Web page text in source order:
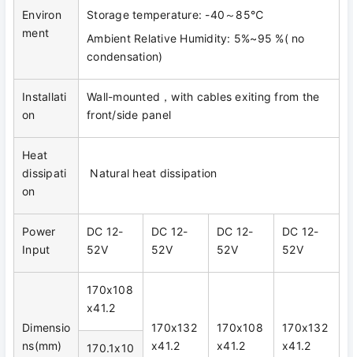
Environ
ment
Storage temperature: -40～85℃
Ambient Relative Humidity: 5%~95 %( no
condensation)
Installati
on
Wall-mounted，with cables exiting from the
front/side panel
Heat
dissipati
on
Natural heat dissipation
Power
Input
DC 12-
52V
DC 12-
52V
DC 12-
52V
DC 12-
52V
Dimensio
ns(mm)
170x108
x41.2
170x132
x41.2
170x108
x41.2
170x132
x41.2
170.1x10